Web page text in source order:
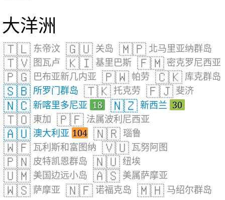
大洋洲
🇹🇱 东帝汶 🇬🇺 关岛 🇲🇵 北马里亚纳群岛
🇹🇻 图瓦卢 🇰🇮 基里巴斯 🇫🇲 密克罗尼西亚
🇵🇬 巴布亚新几内亚 🇵🇼 帕劳 🇨🇰 库克群岛
🇸🇧 所罗门群岛 🇹🇰 托克劳 🇫🇯 斐济
🇳🇨 新喀里多尼亚 18 🇳🇿 新西兰 30
🇹🇴 東加 🇵🇫 法属波利尼西亚
🇦🇺 澳大利亚 104 🇳🇷 瑙鲁
🇼🇫 瓦利斯和富图纳 🇻🇺 瓦努阿图
🇵🇳 皮特凯恩群岛 🇳🇺 纽埃
🇺🇲 美国边远小岛 🇦🇸 美属萨摩亚
🇼🇸 萨摩亚 🇳🇫 诺福克岛 🇲🇭 马绍尔群岛